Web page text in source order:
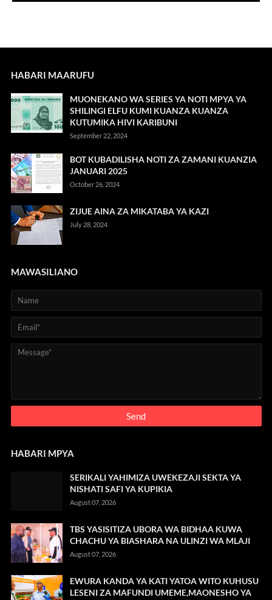
HABARI MAARUFU
MUONEKANO WA SERIES YA NOTI MPYA YA
SHILINGI ELFU KUMI KUANZA KUANZA
KUTUMIKA HIVI KARIBUNI
September 22, 2024
BOT KUBADILISHA NOTI ZA ZAMANI KUANZIA
JANUARI 2025
October 26, 2024
ZIJUE AINA ZA MIKATABA YA KAZI
July 28, 2024
MAWASILIANO
HABARI MPYA
SERIKALI YAHIMIZA UWEKEZAJI SEKTA YA
NISHATI SAFI YA KUPIKIA
August 07, 2026
TBS YASISITIZA UBORA WA BIDHAA KUWA
CHACHU YA BIASHARA NA ULINZI WA MLAJI
August 07, 2026
EWURA KANDA YA KATI YATOA WITO KUHUSU
LESENI ZA MAFUNDI UMEME,MAONESHO YA